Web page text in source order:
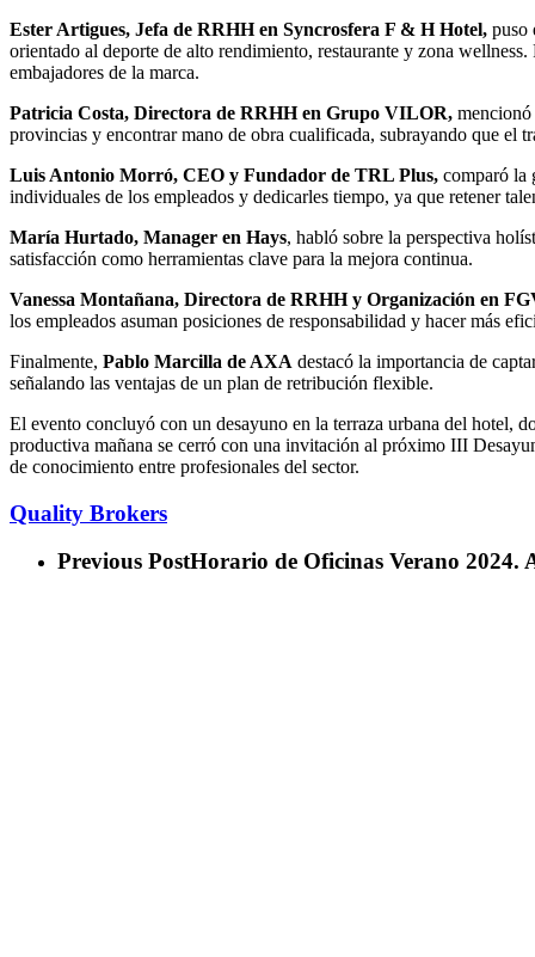
Ester Artigues, Jefa de RRHH en Syncrosfera F & H Hotel, puso
orientado al deporte de alto rendimiento, restaurante y zona
embajadores de la marca.
Patricia Costa, Directora de RRHH en Grupo VILOR, mencionó
provincias y encontrar mano de obra cualificada, subrayando que el
Luis Antonio Morró, CEO y Fundador de TRL Plus, comparó la
individuales de los empleados y dedicarles tiempo, ya que retener
María Hurtado, Manager en Hays, habló sobre la perspectiva
satisfacción como herramientas clave para la mejora continua.
Vanessa Montañana, Directora de RRHH y Organización en
los empleados asuman posiciones de responsabilidad y hacer más
Finalmente, Pablo Marcilla de AXA destacó la importancia de
señalando las ventajas de un plan de retribución flexible.
El evento concluyó con un desayuno en la terraza urbana del hotel,
productiva mañana se cerró con una invitación al próximo III
de conocimiento entre profesionales del sector.
Quality Brokers
Previous PostHorario de Oficinas Verano 2024.